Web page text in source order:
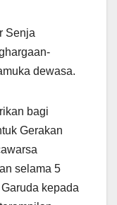
Senja
dewasa.
bagi
Gerakan
selama 5
kepada